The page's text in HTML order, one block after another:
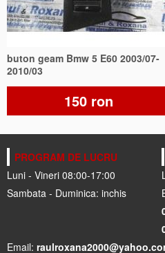
buton geam Bmw 5 E60 2003/07-
2010/03
150 ron
PROGRAM DE LUCRU
Luni - Vineri 08:00-17:00
Sambata - Duminica: inchis
Email: